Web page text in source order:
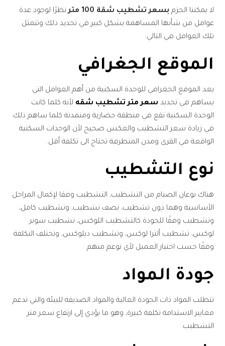
لا يمكننا الجزم بسعر تشطيب شقة 100 متر
نظرًا لوجود عدة
عوامل من شأنها المساهمة بشكل كبير في تحديد ذلك وتتمثل
تلك العوامل في التالي:
الموقع الجغرافي
يعد الموقع الجغرافي للوحدة السكنية من أهم العوامل التي
يساهم في تحديد سعر متر تشطيب شقه لأنه كلما كانت
الوحدة السكنية تقع في منطقة حضارية ومتمدنة كلما ساهم ذلك
في زيادة سعر التشطيب والعكس صحيح لأن الوحدات السكنية
الواقعة في القرى ومدن المتطرفة تحتاج الى تكلفة أقل.
نوع التشطيب
هناك نوعان الصيام من التشطيب، التشطيب وفقا لإكمال المراحل
الأساسية وهما دون تشطيب، نصف تشطيب، وتشطيب كامل،
وتشطيب وفقًا للجودة كالتشطيب اللوكس، تشطيب سوبر
لوكس، تشطيب ألترا لوكس، وتشطيب ديلوكس، وتختلف التكلفة
وفقًا حسب اختيار العميل لأي نوعم منهم.
جودة المواد
تتطلب المواد ذات الجودة العالية والمواد الصديقة للبيئة والتي تدعم
معايير الاستدامة تكلفة كبيرة، وهو ما يؤدي إلى ارتفاع سعر متر
التشطيب.